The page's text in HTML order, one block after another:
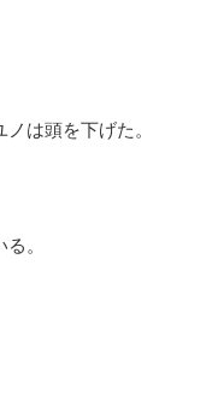
は頭を下げた。
。